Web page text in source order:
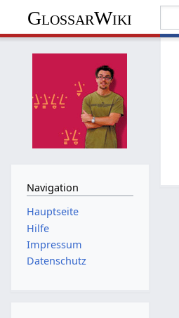
GlossarWiki
Navigation
Hauptseite
Hilfe
Impressum
Datenschutz